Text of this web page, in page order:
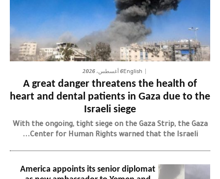
English6 أغسطس، 2026
A great danger threatens the health of
heart and dental patients in Gaza due to the
Israeli siege
With the ongoing, tight siege on the Gaza Strip, the Gaza
Center for Human Rights warned that the Israeli...
America appoints its senior diplomat